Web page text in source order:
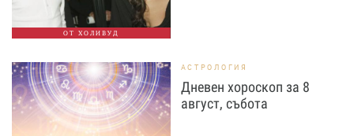
ОТ ХОЛИВУД
АСТРОЛОГИЯ
Дневен хороскоп за 8
август, събота